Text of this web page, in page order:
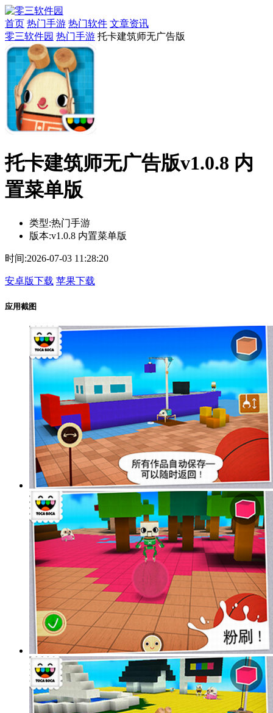
首页 热门手游 热门软件 文章资讯
零三软件园 热门手游 托卡建筑师无广告版
托卡建筑师无广告版v1.0.8 内
置菜单版
类型:热门手游
版本:v1.0.8 内置菜单版
时间:2026-07-03 11:28:20
安卓版下载 苹果下载
应用截图